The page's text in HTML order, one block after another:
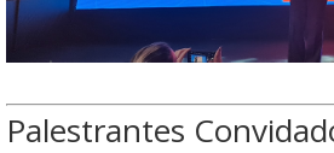
Palestrantes